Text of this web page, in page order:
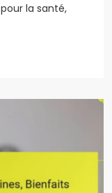
la santé,